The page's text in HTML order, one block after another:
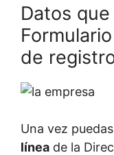
Datos
de
Una vez puedas
línea de la